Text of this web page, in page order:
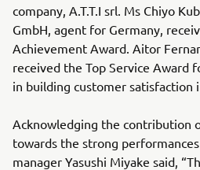
company, A.T.T.I srl. Ms Chiyo
GmbH, agent for Germany,
Achievement Award. Aitor
received the Top Service Award
in building customer satisfaction
Acknowledging the contribution
towards the strong
manager Yasushi Miyake said,